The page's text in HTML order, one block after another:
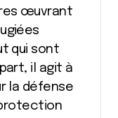
œuvrant
qui sont
il agit à
la défense